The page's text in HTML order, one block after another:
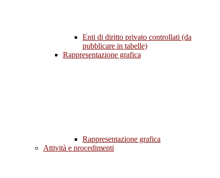
Enti di diritto privato controllati (da
pubblicare in tabelle)
Rappresentazione grafica
Rappresentazione grafica
Attività e procedimenti